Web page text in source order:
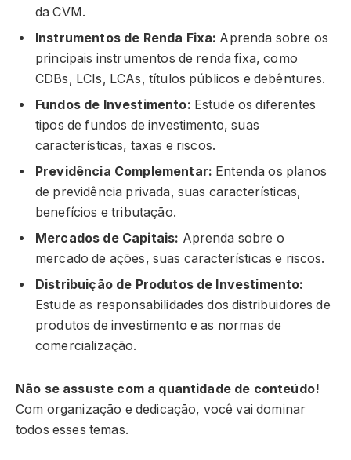
da CVM.
Instrumentos de Renda Fixa: Aprenda sobre os
principais instrumentos de renda fixa, como
CDBs, LCIs, LCAs, títulos públicos e debêntures.
Fundos de Investimento: Estude os diferentes
tipos de fundos de investimento, suas
características, taxas e riscos.
Previdência Complementar: Entenda os planos
de previdência privada, suas características,
benefícios e tributação.
Mercados de Capitais: Aprenda sobre o
mercado de ações, suas características e riscos.
Distribuição de Produtos de Investimento:
Estude as responsabilidades dos distribuidores de
produtos de investimento e as normas de
comercialização.
Não se assuste com a quantidade de conteúdo!
Com organização e dedicação, você vai dominar
todos esses temas.